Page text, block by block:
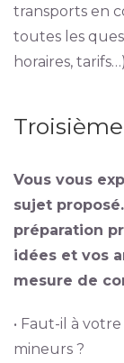
transports en
toutes les
horaires,
Vous vous
sujet
préparation
idées et vos
mesure de
• Faut-il à
mineurs ?